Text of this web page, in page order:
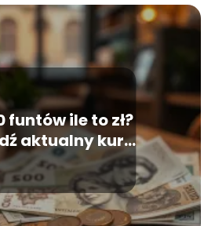
funtów ile to zł?
aktualny kurs